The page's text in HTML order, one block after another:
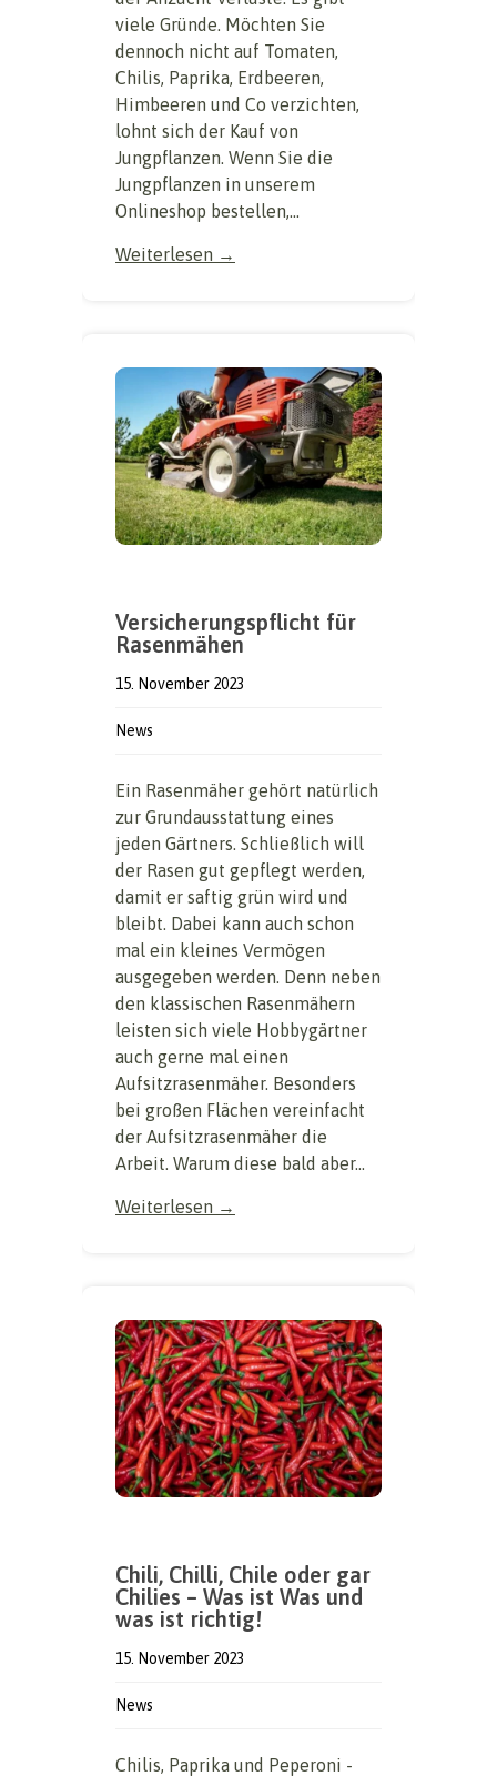
viele Gründe. Möchten Sie
dennoch nicht auf Tomaten,
Chilis, Paprika, Erdbeeren,
Himbeeren und Co verzichten,
lohnt sich der Kauf von
Jungpflanzen. Wenn Sie die
Jungpflanzen in unserem
Onlineshop bestellen,...
Weiterlesen →
Versicherungspflicht für
Rasenmähen
15. November 2023
News
Ein Rasenmäher gehört natürlich
zur Grundausstattung eines
jeden Gärtners. Schließlich will
der Rasen gut gepflegt werden,
damit er saftig grün wird und
bleibt. Dabei kann auch schon
mal ein kleines Vermögen
ausgegeben werden. Denn neben
den klassischen Rasenmähern
leisten sich viele Hobbygärtner
auch gerne mal einen
Aufsitzrasenmäher. Besonders
bei großen Flächen vereinfacht
der Aufsitzrasenmäher die
Arbeit. Warum diese bald aber...
Weiterlesen →
Chili, Chilli, Chile oder gar
Chilies – Was ist Was und
was ist richtig!
15. November 2023
News
Chilis, Paprika und Peperoni -